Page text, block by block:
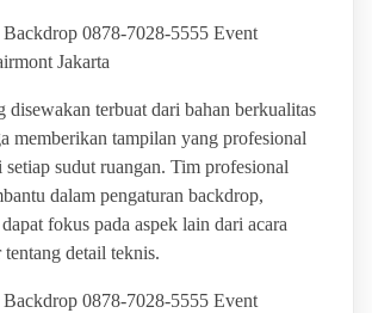
disewakan terbuat dari bahan berkualitas
memberikan tampilan yang profesional
sudut ruangan. Tim profesional
dalam pengaturan backdrop,
fokus pada aspek lain dari acara
detail teknis.